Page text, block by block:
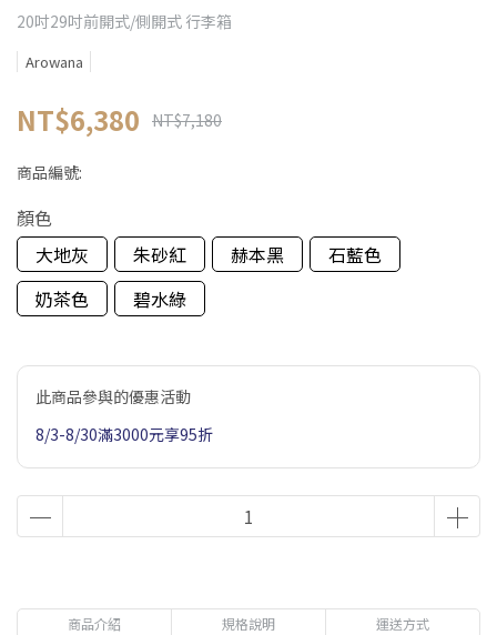
20吋29吋前開式/側開式 行李箱
Arowana
NT$6,380 NT$7,180
商品編號:
顏色
大地灰
朱砂紅 赫本黑
石藍色
奶茶色
碧水綠
此商品參與的優惠活動
8/3-8/30滿3000元享95折
商品介紹 規格說明 運送方式